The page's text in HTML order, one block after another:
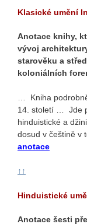
Klasické umění
Anotace knihy,
vývoj
starověku a
koloniálních
… Kniha
14. století … Jde
hinduistické a
dosud v češtině v
anotace
↑↑
Hinduistické
Anotace šesti